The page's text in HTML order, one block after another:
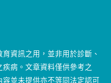
資訊之用，並非用於診斷、
病。文章資料僅供參考之
並未提供亦不等同法定認可